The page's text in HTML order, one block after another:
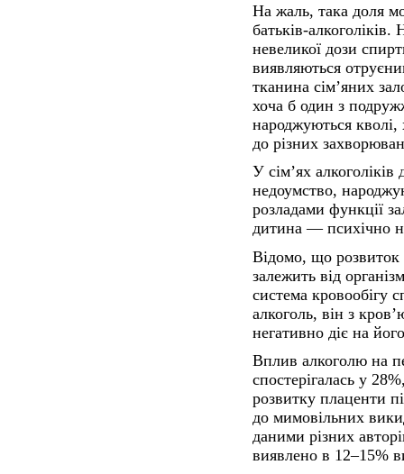
На жаль, така доля
батьків-
невеликої дози
виявляються
тканина сім’яних
хоча б один з
народжуються кволі,
до різних
У сім’ях
недоумство,
розладами функції
дитина — психічно
Відомо, що розвиток
залежить від
система кровообігу
алкоголь, він з
негативно діє на
Вплив алкоголю на
спостерігалась у
розвитку плаценти
до мимовільних
даними різних
виявлено в 12–15%